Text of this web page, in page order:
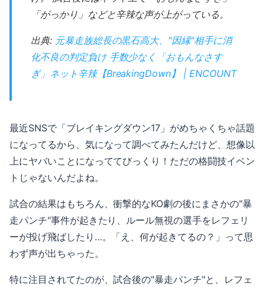
「がっかり」などと辛辣な声が上がっている。
出典: 元暴走族総長の黒石高大、"因縁"相手に消
化不良の判定負け 手数少なく「おもんなさす
ぎ」ネット辛辣【BreakingDown】 | ENCOUNT
最近SNSで「ブレイキングダウン17」がめちゃくちゃ話題
になってるから、気になって調べてみたんだけど、想像以
上にヤバいことになっててびっくり！ただの格闘技イベン
トじゃないんだよね。
試合の結果はもちろん、衝撃的なKO劇の後にまさかの"暴
走パンチ"事件が起きたり、ルール無視の選手をレフェリ
ーが投げ飛ばしたり…。「え、何が起きてるの？」って思
わず声が出ちゃった。
特に注目されてたのが、試合後の"暴走パンチ"と、レフェ